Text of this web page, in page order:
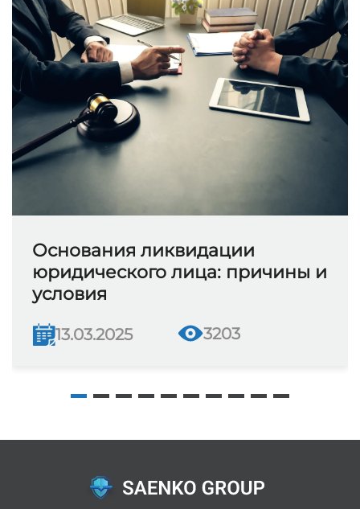
Основания ликвидации
юридического лица: причины и
условия
13.03.2025 3203